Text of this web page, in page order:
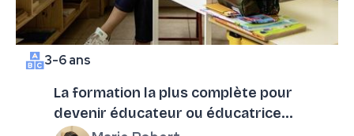
3-6 ans
La formation la plus complète pour
devenir éducateur ou éducatrice